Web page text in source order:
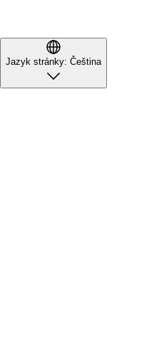
Jazyk stránky: Čeština